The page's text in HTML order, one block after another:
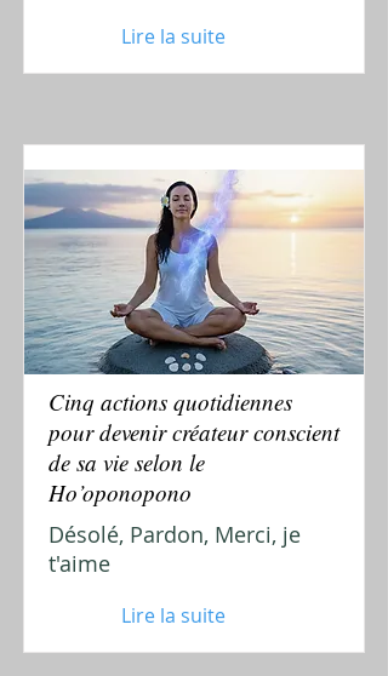
Lire la suite
Cinq actions quotidiennes
pour devenir créateur conscient
de sa vie selon le
Ho’oponopono
Désolé, Pardon, Merci, je
t'aime
Lire la suite